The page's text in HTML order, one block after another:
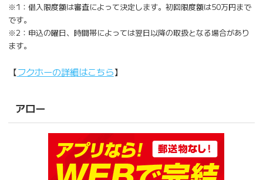
※1：借入限度額は審査によって決定します。初回限度額は50万円まで
です。
※2：申込の曜日、時間帯によっては翌日以降の取扱となる場合があり
ます。
【フクホーの詳細はこちら】
アロー